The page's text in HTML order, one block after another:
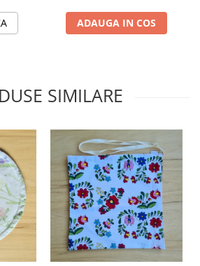
ADAUGA IN COS
SIMILARE